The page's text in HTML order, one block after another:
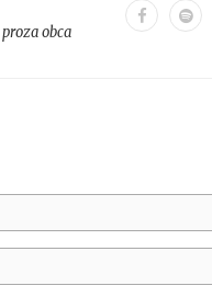
proza obca